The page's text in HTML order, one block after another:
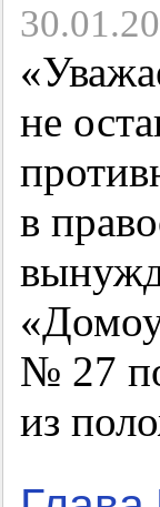
не
в
№ 27
из